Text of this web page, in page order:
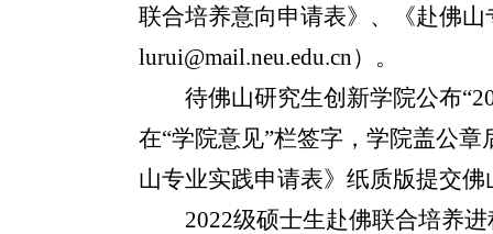
联合培养意向申请表》、《赴佛
lurui@mail.neu.edu.cn）。
待佛山研究生创新学院公布“
在“学院意见”栏签字，学院盖公
山专业实践申请表》纸质版提交
2022级硕士生赴佛联合培养